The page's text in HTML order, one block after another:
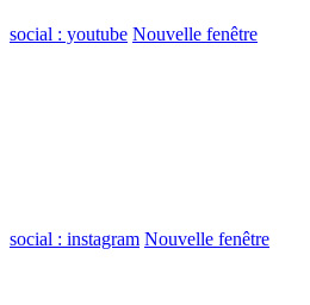
social : youtube Nouvelle fenêtre
social : instagram Nouvelle fenêtre